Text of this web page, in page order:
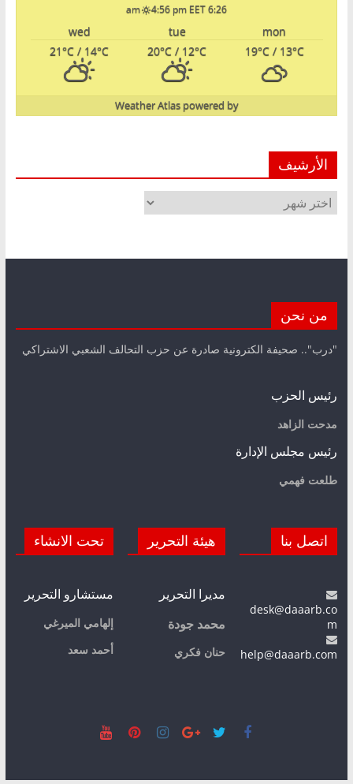
6:26 am
4:56 pm EET
mon
tue
wed
19°C/ 13°C
20°C / 12°C
21°C / 14°C
powered by
Weather Atlas
الأرشيف
الأرشيف
من نحن
"درب".. صحيفة الكترونية صادرة عن حزب التحالف الشعبي الاشتراكي
رئيس الحزب
مدحت الزاهد
رئيس مجلس الإدارة
طلعت فهمي
اتصل بنا
desk@daaarb.co
m
help@daaarb.com
هيئة التحرير
مديرا التحرير
محمد جودة
حنان فكري
تحت الانشاء
مستشارو التحرير
إلهامي الميرغي
أحمد سعد